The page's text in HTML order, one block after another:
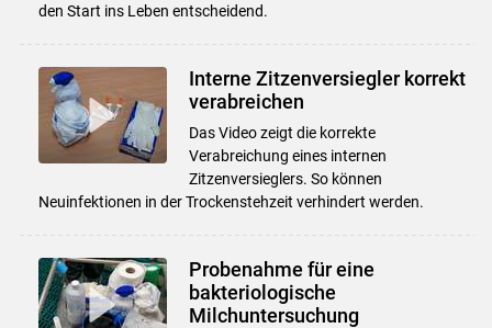
den Start ins Leben entscheidend.
Interne Zitzenversiegler korrekt
verabreichen
Das Video zeigt die korrekte
Verabreichung eines internen
Zitzenversieglers. So können
Neuinfektionen in der Trockenstehzeit verhindert werden.
Probenahme für eine
bakteriologische
Milchuntersuchung